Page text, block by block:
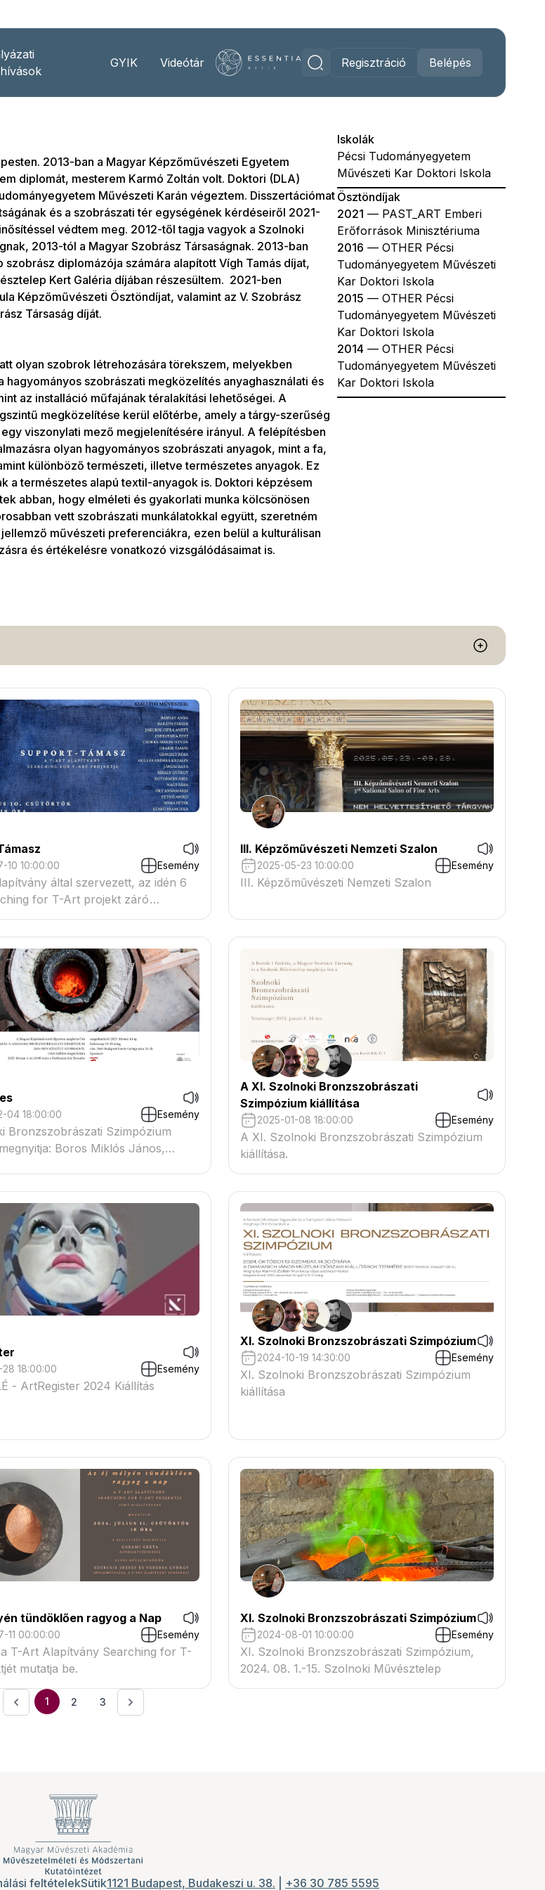
GYIK Videótár Regisztráció Belépés
2013-ban a Magyar Képzőművészeti Egyetem
diplomát, mesterem Karmó Zoltán volt. Doktori (DLA)
Művészeti Karán végeztem. Disszertációmat
és a szobrászati tér egységének kérdéseiről 2021-
védtem meg. 2012-től tagja vagyok a Szolnoki
2013-tól a Magyar Szobrász Társaságnak. 2013-ban
diplomázója számára alapított Vígh Tamás díjat,
Kert Galéria díjában részesültem. 2021-ben
Képzőművészeti Ösztöndíjat, valamint az V. Szobrász
Társaság díját.
olyan szobrok létrehozására törekszem, melyekben
hagyományos szobrászati megközelítés anyaghasználati és
az installáció műfajának téralakítási lehetőségei. A
megközelítése kerül előtérbe, amely a tárgy-szerűség
viszonylati mező megjelenítésére irányul. A felépítésben
olyan hagyományos szobrászati anyagok, mint a fa,
különböző természeti, illetve természetes anyagok. Ez
a természetes alapú textil-anyagok is. Doktori képzésem
abban, hogy elméleti és gyakorlati munka kölcsönösen
vett szobrászati munkálatokkal együtt, szeretném
művészeti preferenciákra, ezen belül a kulturálisan
és értékelésre vonatkozó vizsgálódásaimat is.
Iskolák
Pécsi Tudományegyetem
Művészeti Kar Doktori Iskola
Ösztöndíjak
2021 — PAST_ART Emberi
Erőforrások Minisztériuma
2016 — OTHER Pécsi
Tudományegyetem Művészeti
Kar Doktori Iskola
2015 — OTHER Pécsi
Tudományegyetem Művészeti
Kar Doktori Iskola
2014 — OTHER Pécsi
Tudományegyetem Művészeti
Kar Doktori Iskola
10 10:00:00 Esemény
által szervezett, az idén 6
for T-Art projekt záró
III. Képzőművészeti Nemzeti Szalon
2025-05-23 10:00:00 Esemény
III. Képzőművészeti Nemzeti Szalon
04 18:00:00 Esemény
Bronzszobrászati Szimpózium
Boros Miklós János,
A XI. Szolnoki Bronzszobrászati
Szimpózium kiállítása
2025-01-08 18:00:00 Esemény
A XI. Szolnoki Bronzszobrászati Szimpózium
kiállítása.
28 18:00:00 Esemény
- ArtRegister 2024 Kiállítás
XI. Szolnoki Bronzszobrászati Szimpózium
2024-10-19 14:30:00 Esemény
XI. Szolnoki Bronzszobrászati Szimpózium
kiállítása
tündöklően ragyog a Nap
11 00:00:00 Esemény
T-Art Alapítvány Searching for T-
mutatja be.
XI. Szolnoki Bronzszobrászati Szimpózium
2024-08-01 10:00:00 Esemény
XI. Szolnoki Bronzszobrászati Szimpózium,
2024. 08. 1.-15. Szolnoki Művésztelep
1 2 3
feltételekSütik1121 Budapest, Budakeszi u. 38. +36 30 785 5595